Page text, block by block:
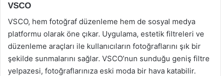
VSCO
VSCO, hem fotoğraf düzenleme hem de sosyal medya
platformu olarak öne çıkar. Uygulama, estetik filtreleri ve
düzenleme araçları ile kullanıcıların fotoğraflarını şık bir
şekilde sunmalarını sağlar. VSCO’nun sunduğu geniş filtre
yelpazesi, fotoğraflarınıza eski moda bir hava katabilir.